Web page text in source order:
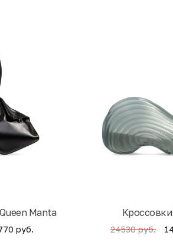
Manta
руб.
Кроссовки
24530 руб.